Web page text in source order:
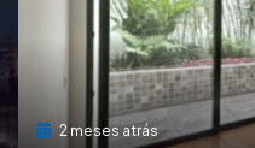
2 meses atrás